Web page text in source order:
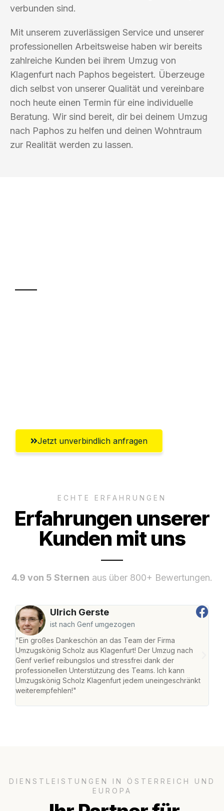
verbunden sind.
Mit unserem zuverlässigen Service und unserer
professionellen Arbeitsweise haben wir bereits
zahlreiche Kunden bei ihrem Umzug von
Klagenfurt nach Paphos begeistert. Überzeuge
dich selbst von unserer Qualität und vereinbare
noch heute einen Termin für eine individuelle
Beratung. Wir sind bereit, dir bei deinem Umzug
nach Paphos zu helfen und deinen Wohntraum
zur Realität werden zu lassen.
Jetzt unverbindlich anfragen
ECHTE ERFAHRUNGEN
Erfahrungen unserer
Kunden mit uns
4.9 von 5 Sternen aus über 800+ Bewertungen.
Ulrich Gerste
ist nach Genf umgezogen
"Ein großes Dankeschön an das Team der Firma
Umzugskönig Scholz aus Klagenfurt! Der Umzug nach
Genf verlief reibungslos und stressfrei dank der
professionellen Unterstützung des Teams. Ich kann
Umzugskönig Scholz Klagenfurt jedem uneingeschränkt
weiterempfehlen!"
DIENSTLEISTUNGEN IN ÖSTERREICH UND
EUROPA